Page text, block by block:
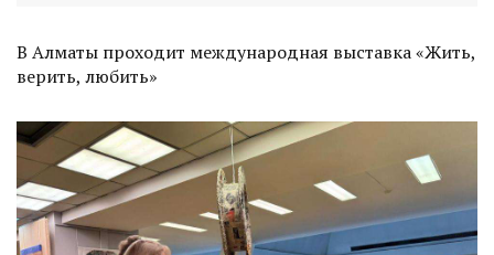
В Алматы проходит международная выставка «Жить,
верить, любить»